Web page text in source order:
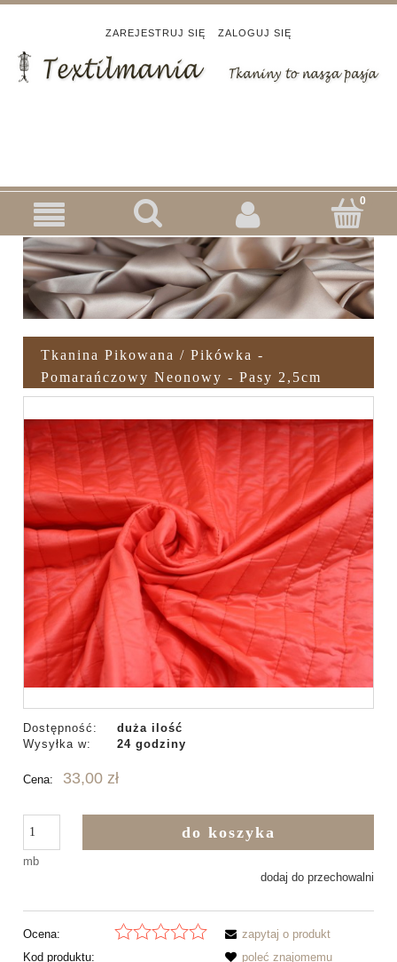
ZAREJESTRUJ SIĘ ZALOGUJ SIĘ
Tkanina Pikowana / Pikówka -
Pomarańczowy Neonowy - Pasy 2,5cm
Dostępność:
duża ilość
Wysyłka w:
24 godziny
Cena: 33,00 zł
mb
do koszyka
dodaj do przechowalni
Ocena:
Kod produktu:
zapytaj o produkt
poleć znajomemu